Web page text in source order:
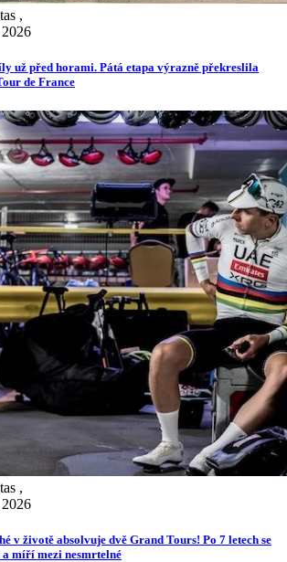
,
už před horami. Pátá etapa výrazně překreslila
de France
,
v životě absolvuje dvě Grand Tours! Po 7 letech se
míří mezi nesmrtelné